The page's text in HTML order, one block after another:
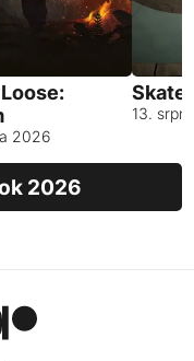
2026
13.
2026